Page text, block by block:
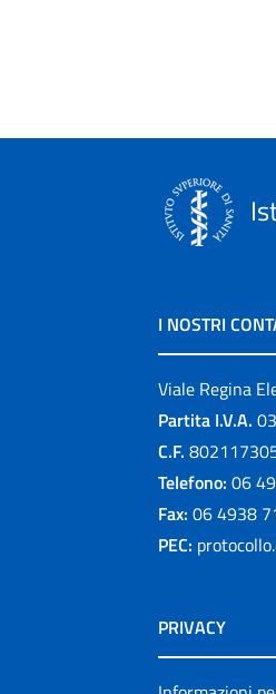
I NOSTRI
Viale Regina
Partita I.V.A.
C.F.
Telefono: 06
Fax: 06 4938
PEC:
PRIVACY